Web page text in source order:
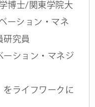
博士/関東学院大
ーション・マネ
究員
ーション・マネジ
をライフワークに